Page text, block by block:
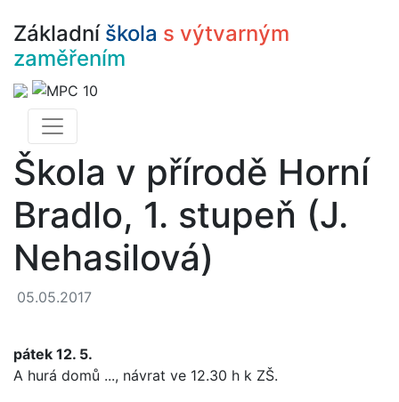
Základní škola s výtvarným
zaměřením
Škola v přírodě Horní
Bradlo, 1. stupeň (J.
Nehasilová)
05.05.2017
pátek 12. 5.
A hurá domů ..., návrat ve 12.30 h k ZŠ.